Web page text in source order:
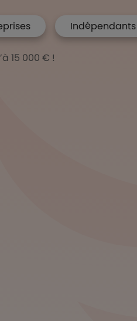
Indépendants
15 000 € !